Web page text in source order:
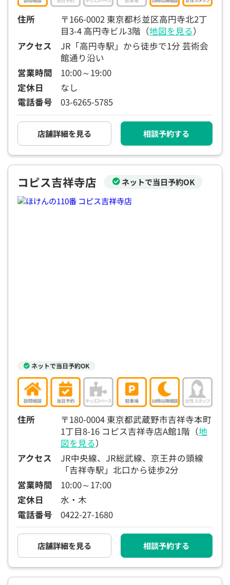
住所
〒166-0002 東京都杉並区高円寺北2丁
目3-4 高円寺ビル3階（地図を見る）
アクセス
JR「高円寺駅」から徒歩で1分 芸術会
館通り沿い
営業時間
10:00～19:00
定休日
なし
電話番号
03-6265-5785
店舗詳細を見る 相談予約する
コピス吉祥寺店 ネットで当日予約OK
ネットで当日予約OK
住所
〒180-0004 東京都武蔵野市吉祥寺本町
1丁目8-16 コピス吉祥寺店A館1階（地
図を見る）
アクセス
JR中央線、JR総武線、京王井の頭線
「吉祥寺駅」北口から徒歩2分
営業時間
10:00～17:00
定休日
水・木
電話番号
0422-27-1680
店舗詳細を見る 相談予約する